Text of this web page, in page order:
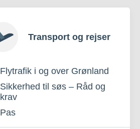
Transport og rejser
Flytrafik i og over Grønland
Sikkerhed til søs – Råd og
krav
Pas